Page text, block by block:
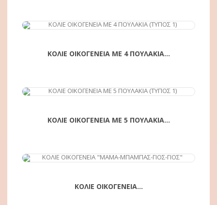
ΑΓΟΡΆ
ΚΟΛΙΕ ΟΙΚΟΓΕΝΕΙΑ ΜΕ 4 ΠΟΥΛΑΚΙΑ...
ΑΓΟΡΆ
ΚΟΛΙΕ ΟΙΚΟΓΕΝΕΙΑ ΜΕ 5 ΠΟΥΛΑΚΙΑ...
ΑΓΟΡΆ
ΚΟΛΙΕ ΟΙΚΟΓΕΝΕΙΑ...